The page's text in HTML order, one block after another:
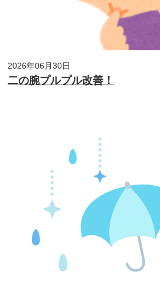
2026年06月30日
二の腕プルプル改善！